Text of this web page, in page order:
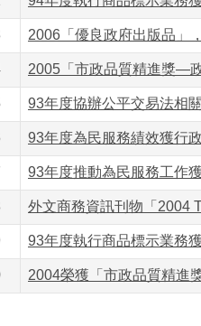
2006「優良政府出版品」
2005「市政品質精進獎—
93年度協辦公平交易法相
93年度為民服務績效獲行
93年度推動為民服務工作
外文商務資訊刊物「2004
93年度執行商品標示業務
2004榮獲「市政品質精進